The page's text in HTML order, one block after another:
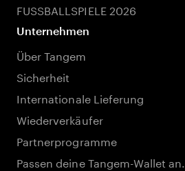
FUSSBALLSPIELE 2026
Unternehmen
Über Tangem
Sicherheit
Internationale Lieferung
Wiederverkäufer
Partnerprogramme
Passen deine Tangem-Wallet an.